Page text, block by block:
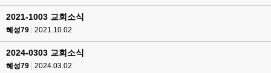
2021-1003 교회소식
혜성79 2021.10.02
2024-0303 교회소식
혜성79 2024.03.02